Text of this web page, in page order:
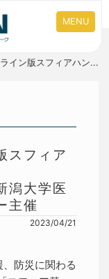
MENU
イン版スフィアハン...
スフィア
医
主催
2023/04/21
防災に関わる